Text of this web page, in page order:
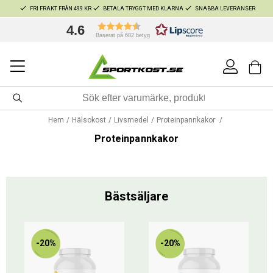
FRI FRAKT FRÅN 499 KR BETALA TRYGGT MED KLARNA SNABBA LEVERANSER
4.6 Baserat på 682 betyg
Hem Hälsokost Livsmedel Proteinpannkakor
Proteinpannkakor
Bästsäljare
-20% -20%